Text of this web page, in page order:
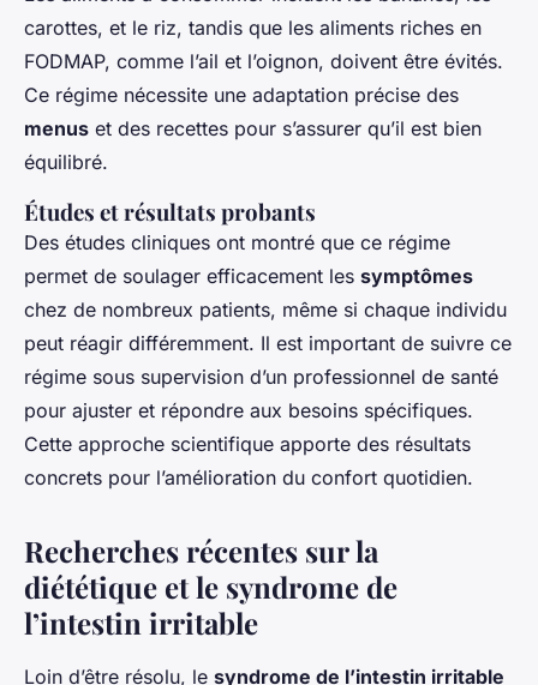
carottes, et le riz, tandis que les aliments riches en
FODMAP, comme l’ail et l’oignon, doivent être évités.
Ce régime nécessite une adaptation précise des
menus et des recettes pour s’assurer qu’il est bien
équilibré.
Études et résultats probants
Des études cliniques ont montré que ce régime
permet de soulager efficacement les symptômes
chez de nombreux patients, même si chaque individu
peut réagir différemment. Il est important de suivre ce
régime sous supervision d’un professionnel de santé
pour ajuster et répondre aux besoins spécifiques.
Cette approche scientifique apporte des résultats
concrets pour l’amélioration du confort quotidien.
Recherches récentes sur la
diététique et le syndrome de
l’intestin irritable
Loin d’être résolu, le syndrome de l’intestin irritable